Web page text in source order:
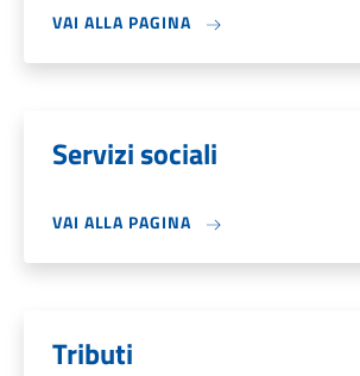
VAI ALLA PAGINA
Servizi sociali
VAI ALLA PAGINA
Tributi